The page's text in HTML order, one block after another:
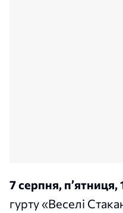
7 серпня, пʼятниця,
гурту «Веселі